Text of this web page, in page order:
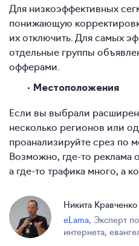
Для низкоэффективных
понижающую
их отключить. Для самых
отдельные группы
офферами.
Местоположения
Если вы выбрали
несколько регионов или
проанализируйте срез по
Возможно, где-то реклама
а где-то трафика много, а
Никита Кравченко
eLama, Эксперт
интернета,